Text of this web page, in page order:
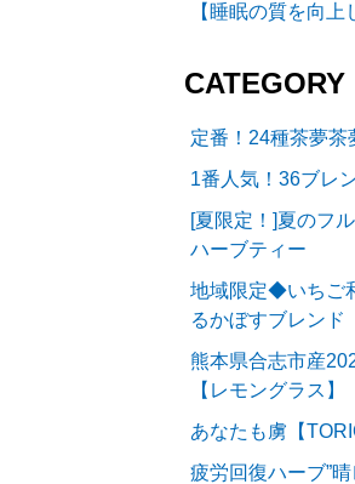
【睡眠の質を向上
CATEGORY
定番！24種茶夢茶
1番人気！36ブレ
[夏限定！]夏のフ
ハーブティー
地域限定◆いちご
るかぼすブレンド
熊本県合志市産
【レモングラス】
あなたも虜【
疲労回復ハーブ”晴